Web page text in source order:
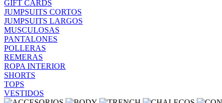
GIFT CARDS
JUMPSUITS CORTOS
JUMPSUITS LARGOS
MUSCULOSAS
PANTALONES
POLLERAS
REMERAS
ROPA INTERIOR
SHORTS
TOPS
VESTIDOS